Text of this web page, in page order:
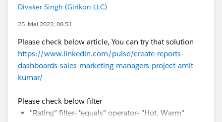
Divaker Singh (Girikon LLC)
25. Mai 2022, 08:51
Please check below article, You can try that solution
https://www.linkedin.com/pulse/create-reports-
dashboards-sales-marketing-managers-project-amit-
kumar/
Please check below filter
"Rating" filter- "equals" operator- "Hot, Warm"